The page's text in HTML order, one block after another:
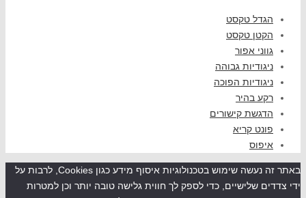
טקסט
טקסט
אפור
גבוהה
הפוכה
בהיר
קישורים
קריא
באתר זה נעשה שימוש בטכנולוגיות איסוף מידע כגון Cookies, לרבות על
שלישיים, כדי לספק לך חווית גלישה טובה יותר וכן למטרות